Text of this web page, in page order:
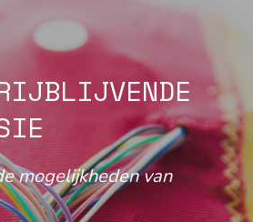
mogelijkheden van